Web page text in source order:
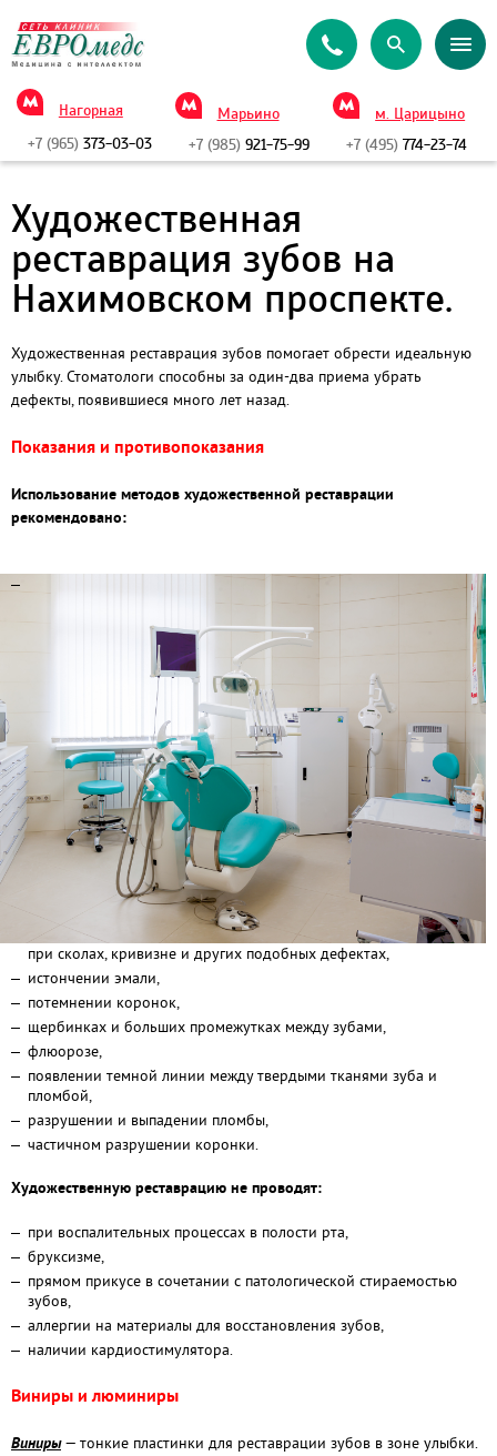
Нагорная
+7 (965) 373-03-03
Марьино
+7 (985)921-75-99
м. Царицыно
+7 (495) 774-23-74
Художественная
реставрация зубов на
Нахимовском проспекте.
Художественная реставрация зубов помогает обрести идеальную
улыбку. Стоматологи способны за один-два приема убрать
дефекты, появившиеся много лет назад.
Показания и противопоказания
Использование методов художественной реставрации
рекомендовано:
при сколах, кривизне и других подобных дефектах,
истончении эмали,
потемнении коронок,
щербинках и больших промежутках между зубами,
флюорозе,
появлении темной линии между твердыми тканями зуба и
пломбой,
разрушении и выпадении пломбы,
частичном разрушении коронки.
Художественную реставрацию не проводят:
при воспалительных процессах в полости рта,
бруксизме,
прямом прикусе в сочетании с патологической стираемостью
зубов,
аллергии на материалы для восстановления зубов,
наличии кардиостимулятора.
Виниры и люминиры
Виниры— тонкие пластинки для реставрации зубов в зоне улыбки.